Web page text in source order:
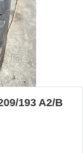
193 A2/B